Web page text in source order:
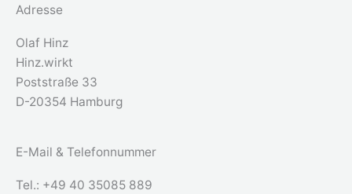
Adresse
Olaf Hinz
Hinz.wirkt
Poststraße 33
D-20354 Hamburg
E-Mail & Telefonnummer
Tel.: +49 40 35085 889